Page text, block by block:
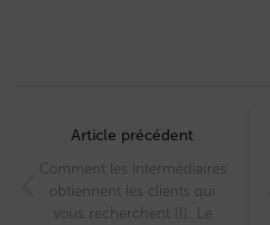
navigation
Article précédent
Comment les intermédiaires
obtiennent les clients qui
vous recherchent (I): Le